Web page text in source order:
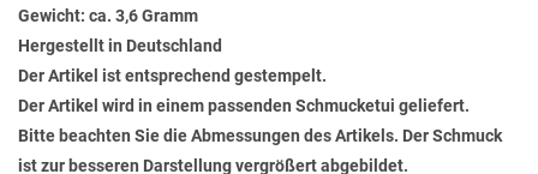
Gewicht: ca. 3,6 Gramm
Hergestellt in Deutschland
Der Artikel ist entsprechend gestempelt.
Der Artikel wird in einem passenden Schmucketui geliefert.
Bitte beachten Sie die Abmessungen des Artikels. Der Schmuck
ist zur besseren Darstellung vergrößert abgebildet.